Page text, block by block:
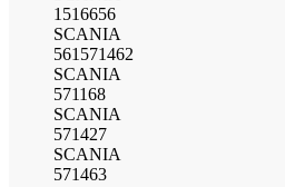
1516656
SCANIA
561571462
SCANIA
571168
SCANIA
571427
SCANIA
571463